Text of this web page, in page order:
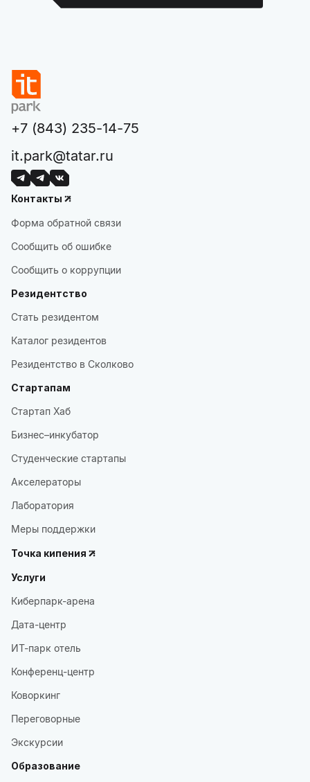
+7 (843) 235-14-75
it.park@tatar.ru
Контакты
Форма обратной связи
Сообщить об ошибке
Сообщить о коррупции
Резидентство
Стать резидентом
Каталог резидентов
Резидентство в Сколково
Стартапам
Стартап Хаб
Бизнес–инкубатор
Студенческие стартапы
Акселераторы
Лаборатория
Меры поддержки
Точка кипения
Услуги
Киберпарк-арена
Дата-центр
ИТ-парк отель
Конференц-центр
Коворкинг
Переговорные
Экскурсии
Образование